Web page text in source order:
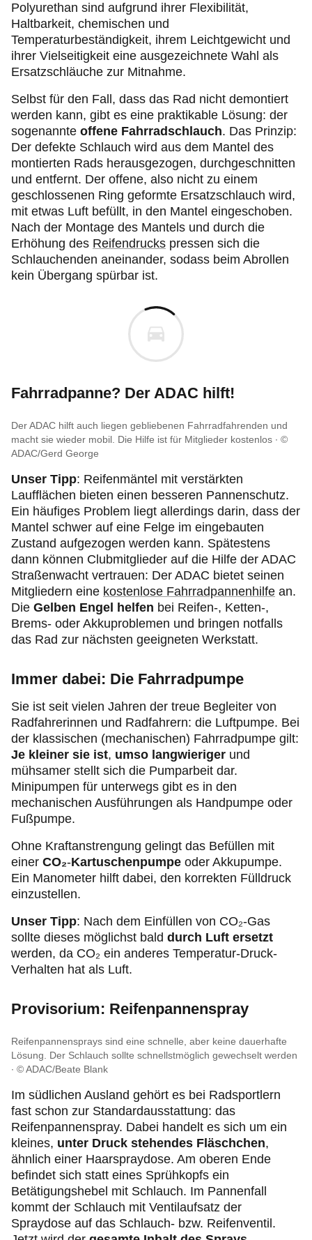
Polyurethan sind aufgrund ihrer Flexibilität,
Haltbarkeit, chemischen und
Temperaturbeständigkeit, ihrem Leichtgewicht und
ihrer Vielseitigkeit eine ausgezeichnete Wahl als
Ersatzschläuche zur Mitnahme.
Selbst für den Fall, dass das Rad nicht demontiert
werden kann, gibt es eine praktikable Lösung: der
sogenannte offene Fahrradschlauch. Das Prinzip:
Der defekte Schlauch wird aus dem Mantel des
montierten Rads herausgezogen, durchgeschnitten
und entfernt. Der offene, also nicht zu einem
geschlossenen Ring geformte Ersatzschlauch wird,
mit etwas Luft befüllt, in den Mantel eingeschoben.
Nach der Montage des Mantels und durch die
Erhöhung des Reifendrucks pressen sich die
Schlauchenden aneinander, sodass beim Abrollen
kein Übergang spürbar ist.
Fahrradpanne? Der ADAC hilft!
Der ADAC hilft auch liegen gebliebenen Fahrradfahrenden und
macht sie wieder mobil. Die Hilfe ist für Mitglieder kostenlos
©
ADAC/Gerd George
Unser Tipp: Reifenmäntel mit verstärkten
Laufflächen bieten einen besseren Pannenschutz.
Ein häufiges Problem liegt allerdings darin, dass der
Mantel schwer auf eine Felge im eingebauten
Zustand aufgezogen werden kann. Spätestens
dann können Clubmitglieder auf die Hilfe der ADAC
Straßenwacht vertrauen: Der ADAC bietet seinen
Mitgliedern eine kostenlose Fahrradpannenhilfe an.
Die Gelben Engel helfen bei Reifen-, Ketten-,
Brems- oder Akkuproblemen und bringen notfalls
das Rad zur nächsten geeigneten Werkstatt.
Immer dabei: Die Fahrradpumpe
Sie ist seit vielen Jahren der treue Begleiter von
Radfahrerinnen und Radfahrern: die Luftpumpe. Bei
der klassischen (mechanischen) Fahrradpumpe gilt:
Je kleiner sie ist, umso langwieriger und
mühsamer stellt sich die Pumparbeit dar.
Minipumpen für unterwegs gibt es in den
mechanischen Ausführungen als Handpumpe oder
Fußpumpe.
Ohne Kraftanstrengung gelingt das Befüllen mit
einer CO₂-Kartuschenpumpe oder Akkupumpe.
Ein Manometer hilft dabei, den korrekten Fülldruck
einzustellen.
Unser Tipp: Nach dem Einfüllen von CO₂-Gas
sollte dieses möglichst bald durch Luft ersetzt
werden, da CO₂ ein anderes Temperatur-Druck-
Verhalten hat als Luft.
Provisorium: Reifenpannenspray
Reifenpannensprays sind eine schnelle, aber keine dauerhafte
Lösung. Der Schlauch sollte schnellstmöglich gewechselt werden
© ADAC/Beate Blank
Im südlichen Ausland gehört es bei Radsportlern
fast schon zur Standardausstattung: das
Reifenpannenspray. Dabei handelt es sich um ein
kleines, unter Druck stehendes Fläschchen,
ähnlich einer Haarspraydose. Am oberen Ende
befindet sich statt eines Sprühkopfs ein
Betätigungshebel mit Schlauch. Im Pannenfall
kommt der Schlauch mit Ventilaufsatz der
Spraydose auf das Schlauch- bzw. Reifenventil.